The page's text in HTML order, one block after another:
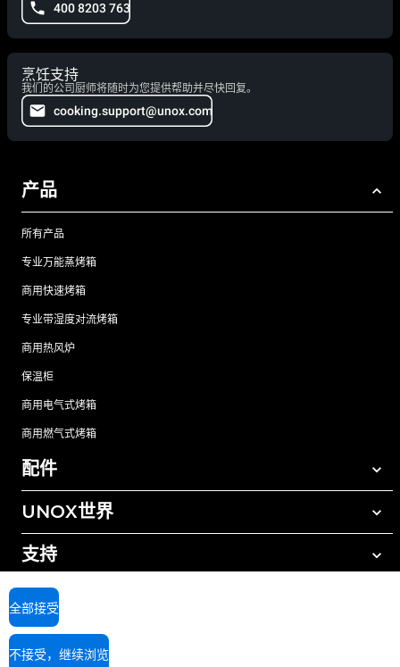
400 8203 763
烹饪支持
我们的公司厨师将随时为您提供帮助并尽快回复。
cooking.support@unox.com
产品
所有产品
专业万能蒸烤箱
商用快速烤箱
专业带湿度对流烤箱
商用热风炉
保温柜
商用电气式烤箱
商用燃气式烤箱
配件
所有配件
自动清洗清洁剂
手动清洗清洁剂
树脂过滤水处理
反渗透水处理
UNOX世界
我们在全球的办事处
支持
UNOX质保
查找经销商
查找服务中心
全部接受
不接受，继续浏览